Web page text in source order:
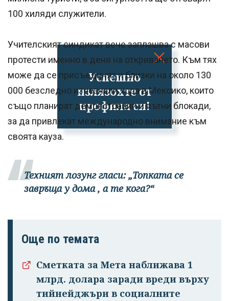
Успешно
излязохте от
профила си!
100 хиляди служители.
Учителският синдикат вече заплашва с масови
протести именно в деня на откриването. Към тях
може да се присъединят и близки на около 130
000 безследно изчезнали хора в Мексико, които
също планират демонстрации и пътни блокади,
за да привлекат международно внимание към
своята кауза.
Техният лозунг гласи: „Топката се
завръща у дома , а те кога?“
Още по темата
Сметката за Мета наближава 1
млрд. долара заради вреди върху
тийнейджъри в социалните